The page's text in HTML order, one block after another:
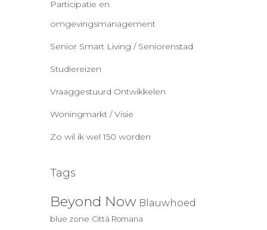
Participatie en
omgevingsmanagement
Senior Smart Living / Seniorenstad
Studiereizen
Vraaggestuurd Ontwikkelen
Woningmarkt / Visie
Zo wil ik wel 150 worden
Tags
Beyond Now Blauwhoed
blue zone Città Romana